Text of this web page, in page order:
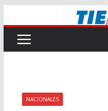
al
contenido
NACIONALES